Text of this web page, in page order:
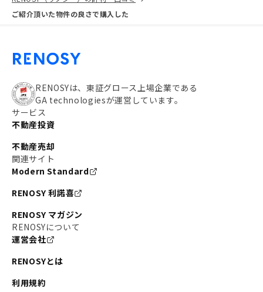
ご紹介頂いた物件の良さで購入した
RENOSYは、東証グロース上場企業である
GA technologiesが運営しています。
サービス
不動産投資
不動産売却
関連サイト
Modern Standard
RENOSY 利諾喜
RENOSY マガジン
RENOSYについて
運営会社
RENOSYとは
利用規約